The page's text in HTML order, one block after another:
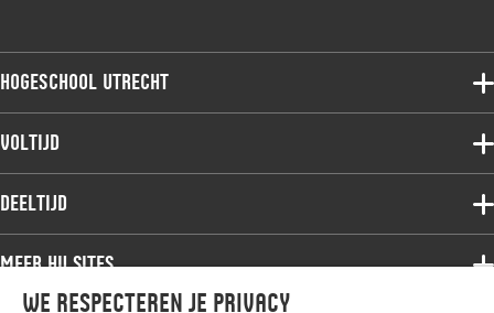
We respecteren je privacy
Hogeschool Utrecht
Voltijdopleidingen
Deeltijdopleidingen
Onderzoek
Voltijd
Associate degree
Bachelor
Master
Studiekeuze voltijd
Deeltijd
Associate degree
Bachelor
Meer HU sites